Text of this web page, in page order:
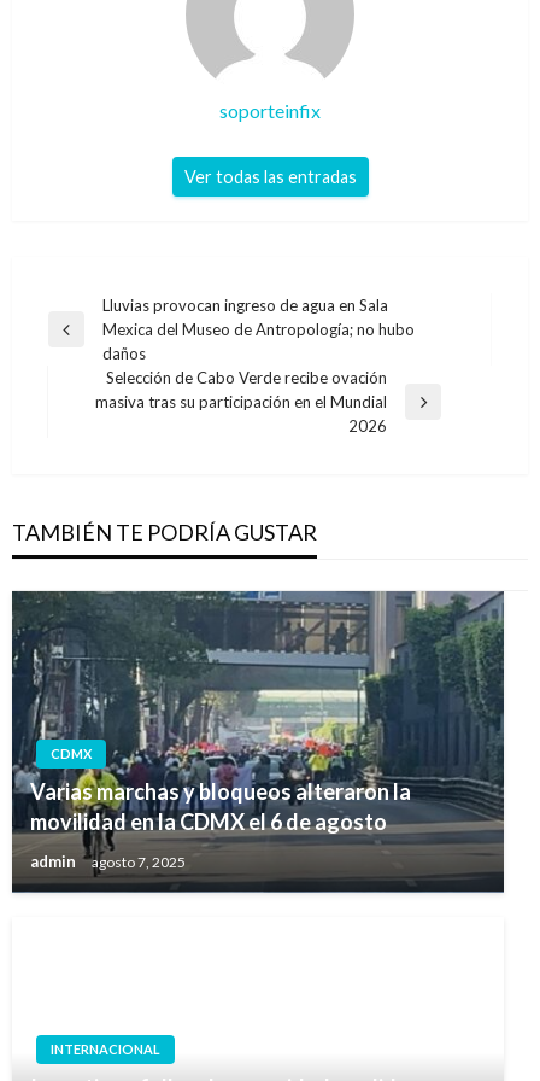
soporteinfix
Ver todas las entradas
Navegación
de
entradas
Entrada
Lluvias provocan ingreso de agua en Sala
Mexica del Museo de Antropología; no hubo
daños
Entrada
Selección de Cabo Verde recibe ovación
masiva tras su participación en el Mundial
2026
TAMBIÉN TE PODRÍA GUSTAR
CDMX
Varias marchas y bloqueos alteraron la
movilidad en la CDMX el 6 de agosto
admin agosto 7, 2025
INTERNACIONAL